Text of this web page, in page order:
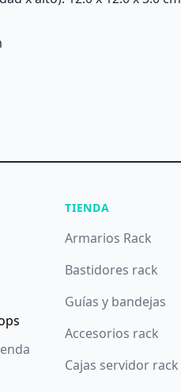
TIENDA
Armarios Rack
Bastidores rack
Guías y bandejas
Accesorios rack
Cajas servidor rack